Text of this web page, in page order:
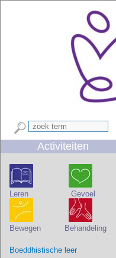
Activiteiten
Leren Gevoel
Bewegen Behandeling
Boeddhistische leer